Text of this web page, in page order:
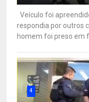
Veículo foi
respondia por outros
homem foi preso em
4